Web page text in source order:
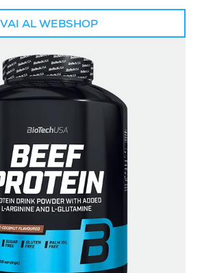
VAI AL WEBSHOP